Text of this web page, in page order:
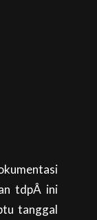
tdpÂ ini
tanggal